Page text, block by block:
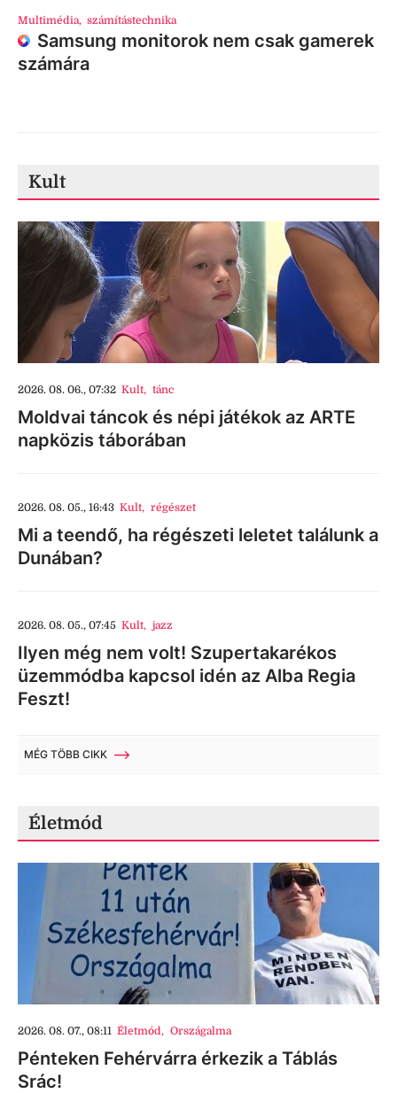
Multimédia, számítástechnika
Samsung monitorok nem csak gamerek
számára
Kult
2026. 08. 06., 07:32 Kult, tánc
Moldvai táncok és népi játékok az ARTE
napközis táborában
2026. 08. 05., 16:43 Kult, régészet
Mi a teendő, ha régészeti leletet találunk a
Dunában?
2026. 08. 05., 07:45 Kult, jazz
Ilyen még nem volt! Szupertakarékos
üzemmódba kapcsol idén az Alba Regia
Feszt!
MÉG TÖBB CIKK
Életmód
2026. 08. 07., 08:11 Életmód, Országalma
Pénteken Fehérvárra érkezik a Táblás
Srác!